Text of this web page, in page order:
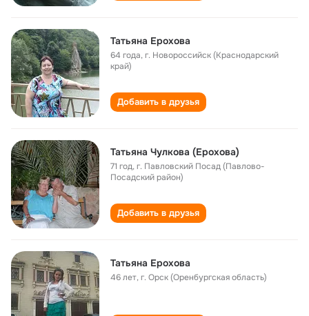
Татьяна Ерохова
64 года,г. Новороссийск (Краснодарский
край)
Добавить в друзья
Татьяна Чулкова (Ерохова)
71 год,г. Павловский Посад (Павлово-
Посадский район)
Добавить в друзья
Татьяна Ерохова
46 лет,г. Орск (Оренбургская область)